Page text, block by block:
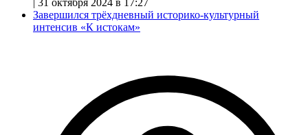
Завершился трёхдневный историко-культурный
интенсив «К истокам»